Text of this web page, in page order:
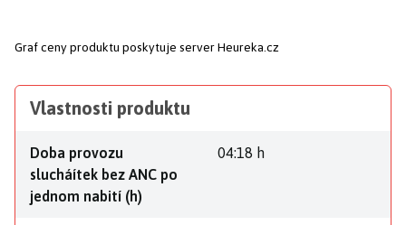
Graf ceny produktu poskytuje server Heureka.cz
Vlastnosti produktu
Doba provozu
slucháítek bez ANC po
jednom nabití (h)
04:18 h